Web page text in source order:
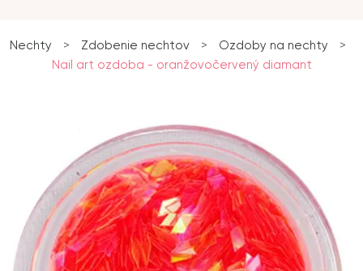
Nechty > Zdobenie nechtov > Ozdoby na nechty
>
Nail art ozdoba - oranžovočervený diamant